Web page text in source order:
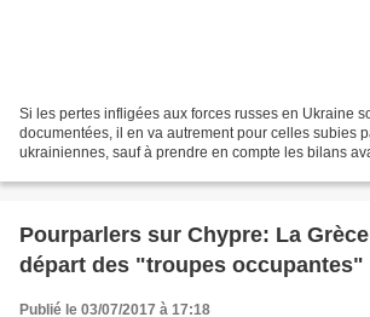
Si les pertes infligées aux forces russes en Ukraine
documentées, il en va autrement pour celles subies
ukrainiennes, sauf à prendre en compte les bilans
Pourparlers sur Chypre: La
départ des "troupes occupantes"
Publié le 03/07/2017 à 17:18